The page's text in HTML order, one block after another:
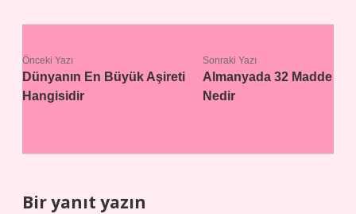
Önceki Yazı
Dünyanın En Büyük Aşireti
Hangisidir
Sonraki Yazı
Almanyada 32 Madde
Nedir
Bir yanıt yazın